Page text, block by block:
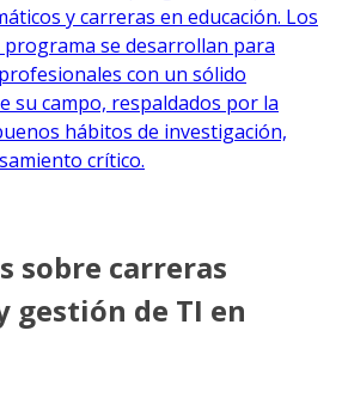
y carreras en educación. Los
se desarrollan para
con un sólido
su campo, respaldados por la
hábitos de investigación,
crítico.
sobre carreras
gestión de TI en